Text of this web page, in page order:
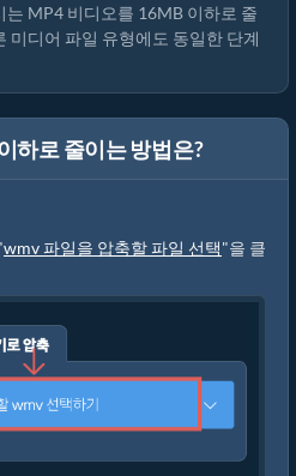
는 MP4 비디오를 16MB 이하로 줄
미디어 파일 유형에도 동일한 단계
하로 줄이는 방법은?
wmv 파일을 압축할 파일 선택"을 클